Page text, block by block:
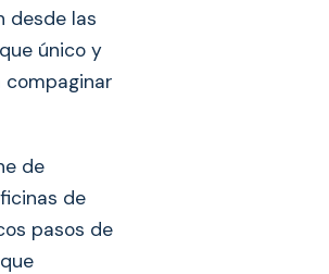
desde las
único y
de
de
pasos de